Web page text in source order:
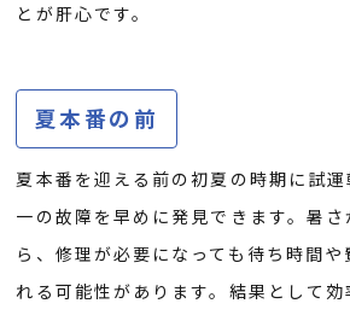
とが肝心です。
夏本番の前
夏本番を迎える前の初夏の時期に試
一の故障を早めに発見できます。暑
ら、修理が必要になっても待ち時間
れる可能性があります。結果として